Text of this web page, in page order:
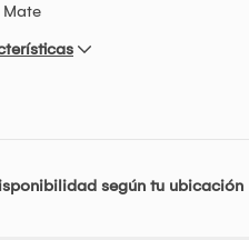
Mate
según tu ubicación